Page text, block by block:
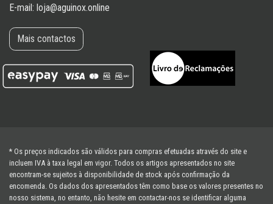
E-mail: loja@aguinox.online
Mais contactos
* Os preços indicados são válidos para compras efetuadas através do site e
incluem IVA à taxa legal em vigor. Todos os artigos apresentados no site
encontram-se sujeitos à disponibilidade de stock após confirmação da
encomenda. Os dados dos apresentados têm como base os valores presentes no
nosso sistema, no entanto, não hesite em contactar-nos se identificar alguma